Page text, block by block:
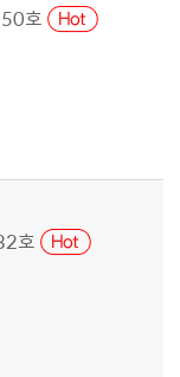
호
호